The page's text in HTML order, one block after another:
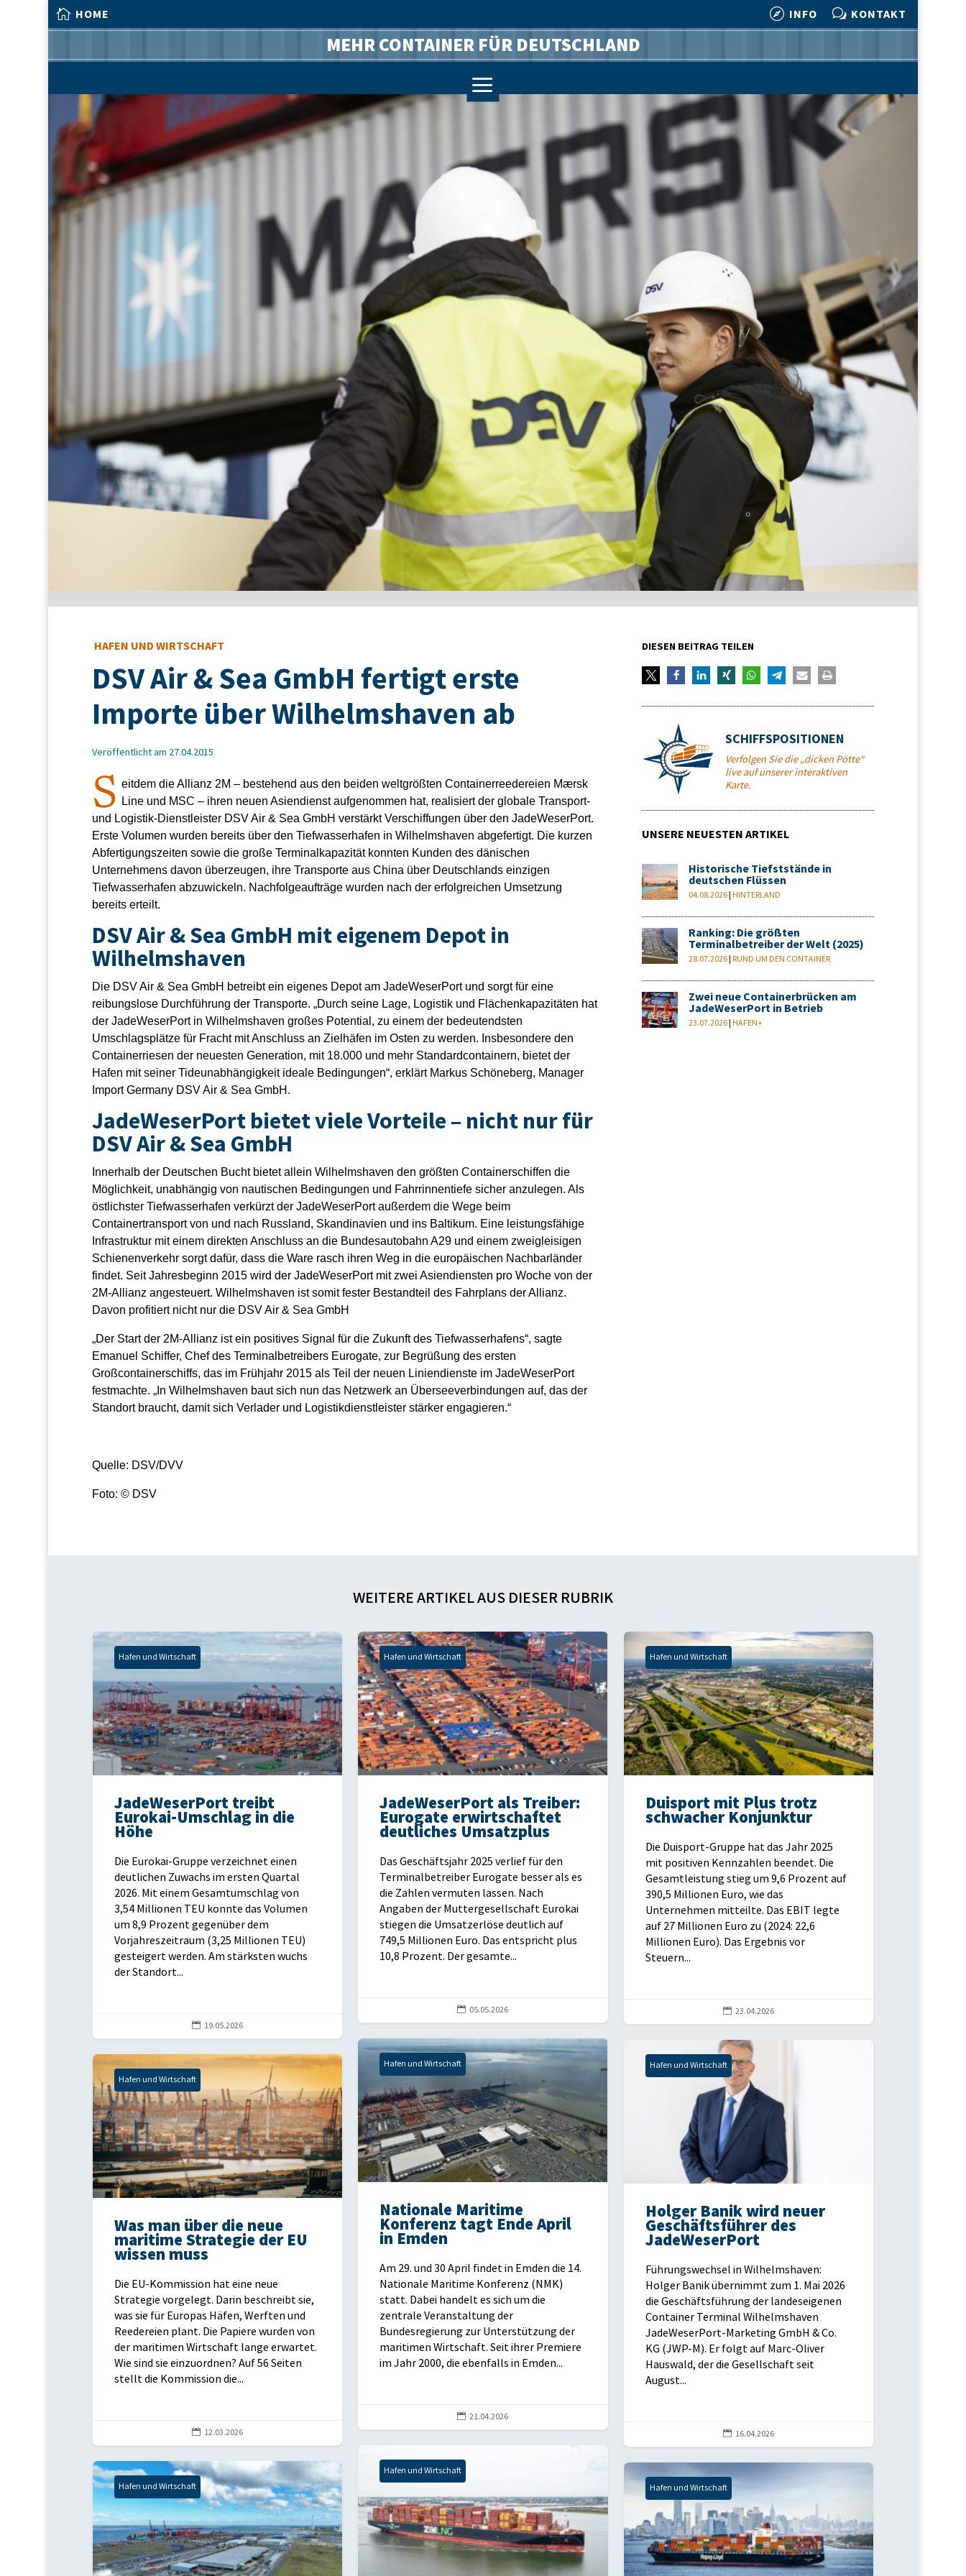
 HOME  INFO w KONTAKT
MEHR CONTAINER FÜR DEUTSCHLAND
a
HAFEN UND WIRTSCHAFT
DSV Air & Sea GmbH fertigt erste
Importe über Wilhelmshaven ab
Veröffentlicht am 27.04.2015
S eitdem die Allianz 2M – bestehend aus den beiden weltgrößten Containerreedereien Mærsk
Line und MSC – ihren neuen Asiendienst aufgenommen hat, realisiert der globale Transport-
und Logistik-Dienstleister DSV Air & Sea GmbH verstärkt Verschiffungen über den JadeWeserPort.
Erste Volumen wurden bereits über den Tiefwasserhafen in Wilhelmshaven abgefertigt. Die kurzen
Abfertigungszeiten sowie die große Terminalkapazität konnten Kunden des dänischen
Unternehmens davon überzeugen, ihre Transporte aus China über Deutschlands einzigen
Tiefwasserhafen abzuwickeln. Nachfolgeaufträge wurden nach der erfolgreichen Umsetzung
bereits erteilt.
DSV Air & Sea GmbH mit eigenem Depot in
Wilhelmshaven
Die DSV Air & Sea GmbH betreibt ein eigenes Depot am JadeWeserPort und sorgt für eine
reibungslose Durchführung der Transporte. „Durch seine Lage, Logistik und Flächenkapazitäten hat
der JadeWeserPort in Wilhelmshaven großes Potential, zu einem der bedeutendsten
Umschlagsplätze für Fracht mit Anschluss an Zielhäfen im Osten zu werden. Insbesondere den
Containerriesen der neuesten Generation, mit 18.000 und mehr Standardcontainern, bietet der
Hafen mit seiner Tideunabhängigkeit ideale Bedingungen“, erklärt Markus Schöneberg, Manager
Import Germany DSV Air & Sea GmbH.
JadeWeserPort bietet viele Vorteile – nicht nur für
DSV Air & Sea GmbH
Innerhalb der Deutschen Bucht bietet allein Wilhelmshaven den größten Containerschiffen die
Möglichkeit, unabhängig von nautischen Bedingungen und Fahrrinnentiefe sicher anzulegen. Als
östlichster Tiefwasserhafen verkürzt der JadeWeserPort außerdem die Wege beim
Containertransport von und nach Russland, Skandinavien und ins Baltikum. Eine leistungsfähige
Infrastruktur mit einem direkten Anschluss an die Bundesautobahn A29 und einem zweigleisigen
Schienenverkehr sorgt dafür, dass die Ware rasch ihren Weg in die europäischen Nachbarländer
findet. Seit Jahresbeginn 2015 wird der JadeWeserPort mit zwei Asiendiensten pro Woche von der
2M-Allianz angesteuert. Wilhelmshaven ist somit fester Bestandteil des Fahrplans der Allianz.
Davon profitiert nicht nur die DSV Air & Sea GmbH
„Der Start der 2M-Allianz ist ein positives Signal für die Zukunft des Tiefwasserhafens“, sagte
Emanuel Schiffer, Chef des Terminalbetreibers Eurogate, zur Begrüßung des ersten
Großcontainerschiffs, das im Frühjahr 2015 als Teil der neuen Liniendienste im JadeWeserPort
festmachte. „In Wilhelmshaven baut sich nun das Netzwerk an Überseeverbindungen auf, das der
Standort braucht, damit sich Verlader und Logistikdienstleister stärker engagieren.“
Quelle: DSV/DVV
Foto: © DSV
DIESEN BEITRAG TEILEN
SCHIFFSPOSITIONEN
Verfolgen Sie die „dicken Pötte“
live auf unserer interaktiven
Karte.
UNSERE NEUESTEN ARTIKEL
Historische Tiefststände in
deutschen Flüssen
04.08.2026 |HINTERLAND
Ranking: Die größten
Terminalbetreiber der Welt (2025)
28.07.2026 |RUND UM DEN CONTAINER
Zwei neue Containerbrücken am
JadeWeserPort in Betrieb
23.07.2026 |HAFEN+
WEITERE ARTIKEL AUS DIESER RUBRIK
Hafen und Wirtschaft
JadeWeserPort treibt
Eurokai-Umschlag in die
Höhe
Die Eurokai-Gruppe verzeichnet einen
deutlichen Zuwachs im ersten Quartal
2026. Mit einem Gesamtumschlag von
3,54 Millionen TEU konnte das Volumen
um 8,9 Prozent gegenüber dem
Vorjahreszeitraum (3,25 Millionen TEU)
gesteigert werden. Am stärksten wuchs
der Standort...
 19.05.2026
Hafen und Wirtschaft
JadeWeserPort als Treiber:
Eurogate erwirtschaftet
deutliches Umsatzplus
Das Geschäftsjahr 2025 verlief für den
Terminalbetreiber Eurogate besser als es
die Zahlen vermuten lassen. Nach
Angaben der Muttergesellschaft Eurokai
stiegen die Umsatzerlöse deutlich auf
749,5 Millionen Euro. Das entspricht plus
10,8 Prozent. Der gesamte...
 05.05.2026
Hafen und Wirtschaft
Duisport mit Plus trotz
schwacher Konjunktur
Die Duisport-Gruppe hat das Jahr 2025
mit positiven Kennzahlen beendet. Die
Gesamtleistung stieg um 9,6 Prozent auf
390,5 Millionen Euro, wie das
Unternehmen mitteilte. Das EBIT legte
auf 27 Millionen Euro zu (2024: 22,6
Millionen Euro). Das Ergebnis vor
Steuern...
 23.04.2026
Hafen und Wirtschaft
Nationale Maritime
Konferenz tagt Ende April
in Emden
Am 29. und 30 April findet in Emden die 14.
Nationale Maritime Konferenz (NMK)
statt. Dabei handelt es sich um die
zentrale Veranstaltung der
Bundesregierung zur Unterstützung der
maritimen Wirtschaft. Seit ihrer Premiere
im Jahr 2000, die ebenfalls in Emden...
 21.04.2026
Hafen und Wirtschaft
Holger Banik wird neuer
Geschäftsführer des
JadeWeserPort
Führungswechsel in Wilhelmshaven:
Holger Banik übernimmt zum 1. Mai 2026
die Geschäftsführung der landeseigenen
Container Terminal Wilhelmshaven
JadeWeserPort-Marketing GmbH & Co.
KG (JWP-M). Er folgt auf Marc-Oliver
Hauswald, der die Gesellschaft seit
August...
 16.04.2026
Hafen und Wirtschaft
Was man über die neue
maritime Strategie der EU
wissen muss
Die EU-Kommission hat eine neue
Strategie vorgelegt. Darin beschreibt sie,
was sie für Europas Häfen, Werften und
Reedereien plant. Die Papiere wurden von
der maritimen Wirtschaft lange erwartet.
Wie sind sie einzuordnen? Auf 56 Seiten
stellt die Kommission die...
 12.03.2026
Hafen und Wirtschaft
Hafen und Wirtschaft
Hafen und Wirtschaft